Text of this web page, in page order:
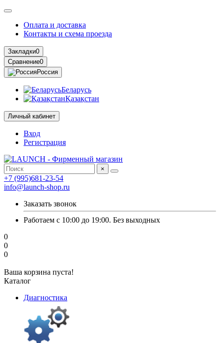
Оплата и доставка
Контакты и схема проезда
Закладки0
Сравнение0
Россия
Беларусь
Қазақстан
Личный кабинет
Вход
Регистрация
×
+7 (995)681-23-54
info@launch-shop.ru
Заказать звонок
Работаем с 10:00 до 19:00. Без выходных
0
0
0
Ваша корзина пуста!
Каталог
Диагностика